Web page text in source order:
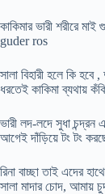
কাকিমার ভারী শরীরে
guder ros
সালা বিহারী হলে কি
ধরতেই কাকিমা ব্যথায়
ভারী লদ-লদে সুধা চন্দ্রন
আগেই দাঁড়িয়ে টং টং
রিনা বাচ্ছা তাই এদের
সালা মাদার চোদ, আমায়